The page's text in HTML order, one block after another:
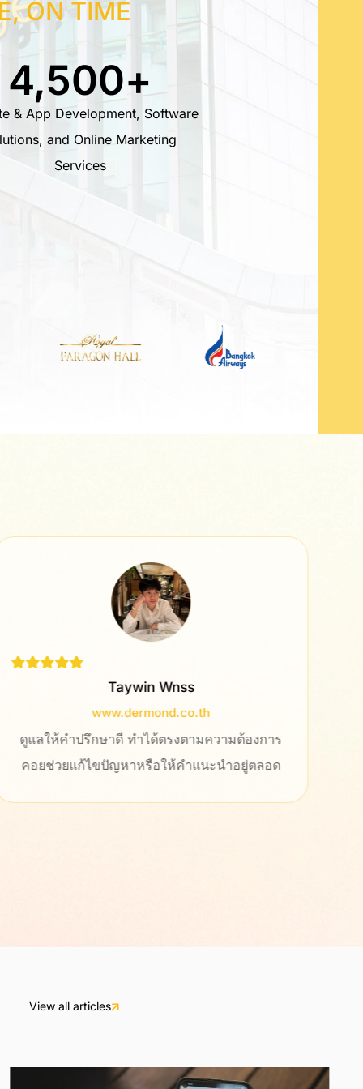
ON TIME
& App Development, Software
and Online Marketing
Services
4,500+
Taywin Wnss
www.dermond.co.th
ดูแลให้คำปรึกษาดี ทำได้ตรงตามความต้องการ
คอยช่วยแก้ไขปัญหาหรือให้คำแนะนำอยู่ตลอด
View all articles